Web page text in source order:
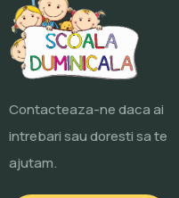
Contacteaza-ne daca ai
intrebari sau doresti sa te
ajutam.